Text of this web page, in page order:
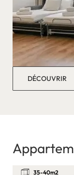
DÉCOUVRIR
35-40m2